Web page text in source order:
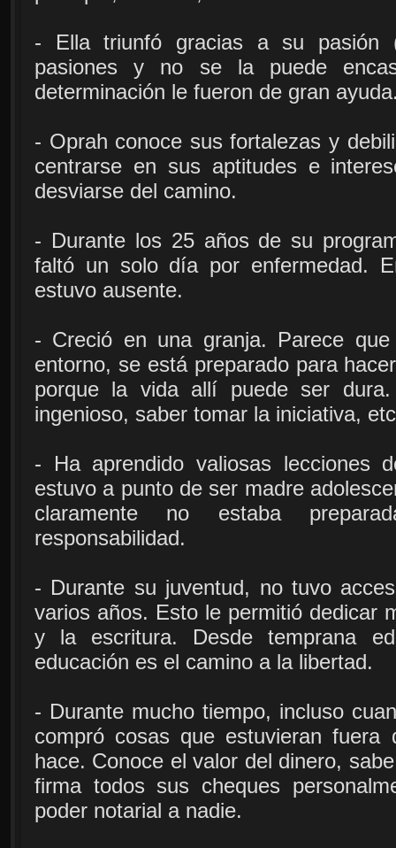
- Ella triunfó gracias a su pasión
pasiones y no se la puede
determinación le fueron de gran
- Oprah conoce sus fortalezas y
centrarse en sus aptitudes e
desviarse del camino.
- Durante los 25 años de su
faltó un solo día por enfermedad.
estuvo ausente.
- Creció en una granja. Parece
entorno, se está preparado para
porque la vida allí puede ser
ingenioso, saber tomar la iniciativa,
- Ha aprendido valiosas lecciones
estuvo a punto de ser madre
claramente no estaba
responsabilidad.
- Durante su juventud, no tuvo
varios años. Esto le permitió dedicar
y la escritura. Desde temprana
educación es el camino a la libertad.
- Durante mucho tiempo, incluso
compró cosas que estuvieran
hace. Conoce el valor del dinero,
firma todos sus cheques
poder notarial a nadie.